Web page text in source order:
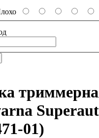
01)